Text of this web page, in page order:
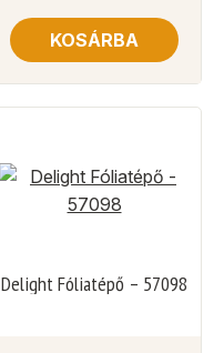
KOSÁRBA
Delight Fóliatépő – 57098